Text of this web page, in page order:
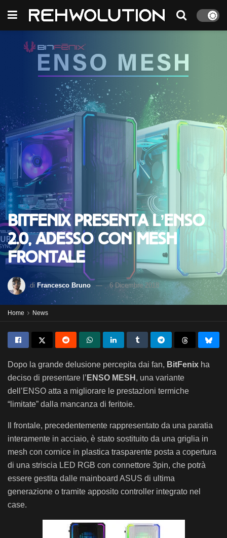
Bitfenix presenta l’ENSO
2.0, adesso con MESH
frontale
di Francesco Bruno 6 Dicembre 2018
Home News
Dopo la grande delusione percepita dai fan, BitFenix ha
deciso di presentare l’ ENSO MESH , una variante
dell’ENSO atta a migliorare le prestazioni termiche
“limitate” dalla mancanza di feritoie.
Il frontale, precedentemente rappresentato da una paratia
interamente in acciaio, è stato sostituito da una griglia in
mesh con cornice in plastica trasparente posta a copertura
di una striscia LED RGB con connettore 3pin, che potrà
essere gestita dalle mainboard ASUS di ultima
generazione o tramite apposito controller integrato nel
case.